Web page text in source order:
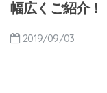
幅広くご紹介！
2019/09/03